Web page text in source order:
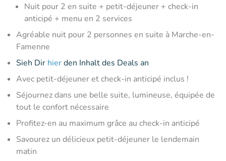
Nuit pour 2 en suite + petit-déjeuner + check-in
anticipé + menu en 2 services
Agréable nuit pour 2 personnes en suite à Marche-en-
Famenne
Sieh Dir hierden Inhalt des Deals an
Avec petit-déjeuner et check-in anticipé inclus !
Séjournez dans une belle suite, lumineuse, équipée de
tout le confort nécessaire
Profitez-en au maximum grâce au check-in anticipé
Savourez un délicieux petit-déjeuner le lendemain
matin